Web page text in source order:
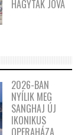
HAGYTÁK JÓVÁ
2026-BAN
NYÍLIK MEG
SANGHAJ ÚJ
IKONIKUS
OPERAHÁZA